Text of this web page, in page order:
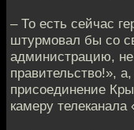
– То есть сейчас
штурмовал бы со
администрацию,
правительство!»,
присоединение
камеру